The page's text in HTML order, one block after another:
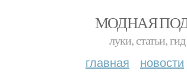
МОДНАЯ
луки, статьи,
главная новости